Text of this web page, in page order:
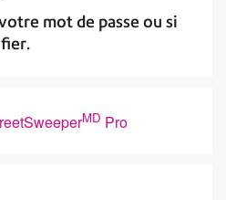
mot de passe ou si
MD Pro